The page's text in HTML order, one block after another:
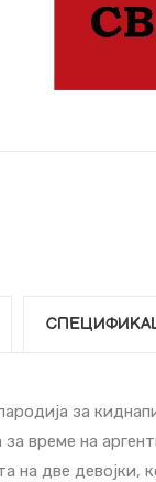
за
за време на
на две девојки,